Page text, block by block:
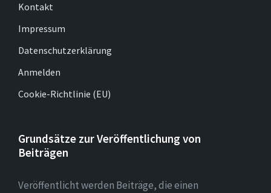
Kontakt
Impressum
Datenschutzerklärung
Anmelden
Cookie-Richtlinie (EU)
Grundsätze zur Veröffentlichung von
Beiträgen
Veröffentlicht werden Beiträge, die einen